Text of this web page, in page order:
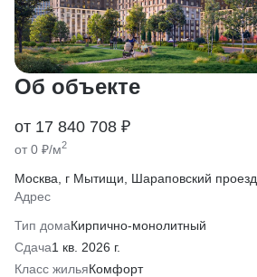
Об объекте
от 17 840 708 ₽
от 0 ₽/м2
Москва, г Мытищи, Шараповский проезд
Адрес
Тип домаКирпично-монолитный
Сдача1 кв. 2026 г.
Класс жильяКомфорт